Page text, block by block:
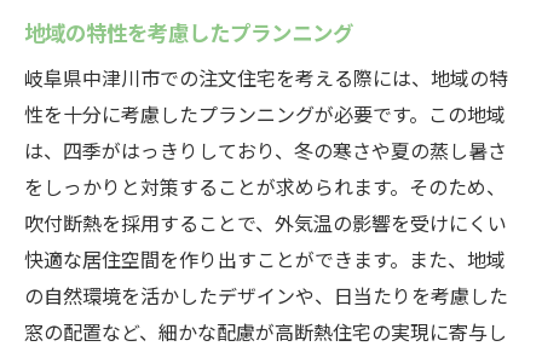
地域の特性を考慮したプランニング
岐阜県中津川市での注文住宅を考える際には、地域の特
性を十分に考慮したプランニングが必要です。この地域
は、四季がはっきりしており、冬の寒さや夏の蒸し暑さ
をしっかりと対策することが求められます。そのため、
吹付断熱を採用することで、外気温の影響を受けにくい
快適な居住空間を作り出すことができます。また、地域
の自然環境を活かしたデザインや、日当たりを考慮した
窓の配置など、細かな配慮が高断熱住宅の実現に寄与し